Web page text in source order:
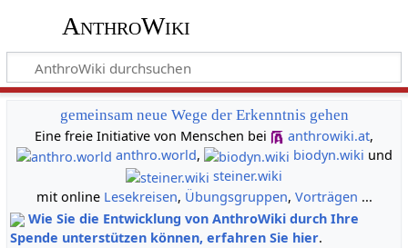
AnthroWiki
gemeinsam neue Wege der Erkenntnis gehen
Eine freie Initiative von Menschen bei
anthrowiki.at,
anthro.world, biodyn.wiki und
steiner.wiki
mit online Lesekreisen, Übungsgruppen, Vorträgen ...
Wie Sie die Entwicklung von AnthroWiki durch Ihre
Spende unterstützen können, erfahren Sie hier.